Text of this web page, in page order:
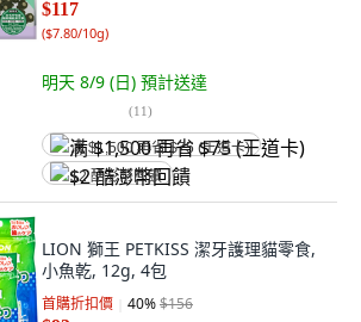
$117
($7.80/10g)
明天 8/9 (日) 預計送達
(11)
满 $1,500 再省 $75 (王道卡)
$2 酷澎幣回饋
LION 獅王 PETKISS 潔牙護理貓零食,
小魚乾, 12g, 4包
首購折扣價 40%$156